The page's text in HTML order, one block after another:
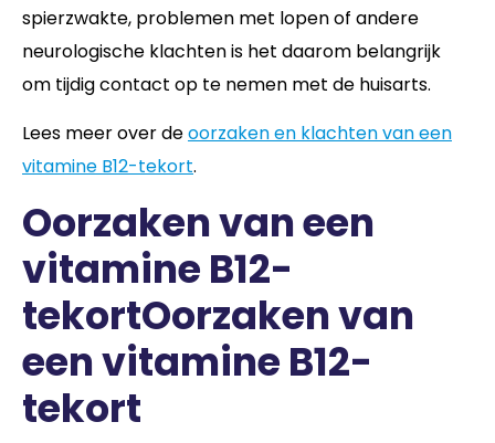
spierzwakte, problemen met lopen of andere
neurologische klachten is het daarom belangrijk
om tijdig contact op te nemen met de huisarts.
Lees meer over deoorzaken en klachten van een
vitamine B12-tekort.
Oorzaken van een
vitamine B12-
tekortOorzaken van
een vitamine B12-
tekort